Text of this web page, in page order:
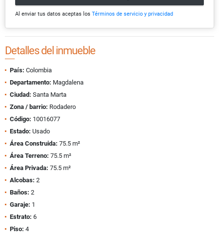
Al enviar tus datos aceptas los Términos de servicio y privacidad
Detalles del inmueble
País: Colombia
Departamento: Magdalena
Ciudad: Santa Marta
Zona / barrio: Rodadero
Código: 10016077
Estado: Usado
Área Construida: 75.5 m²
Área Terreno: 75.5 m²
Área Privada: 75.5 m²
Alcobas: 2
Baños: 2
Garaje: 1
Estrato: 6
Piso: 4